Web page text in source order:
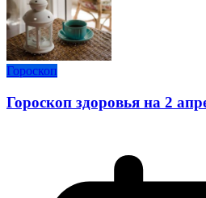
Гороскоп
Гороскоп здоровья на 2